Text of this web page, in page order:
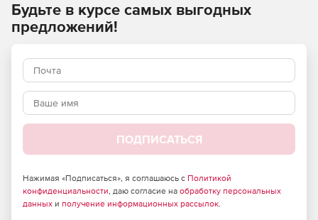
Будьте в курсе самых выгодных
предложений!
ПОДПИСАТЬСЯ
Нажимая «Подписаться», я соглашаюсь с Политикой
конфиденциальности, даю согласие на обработку персональных
данных и получение информационных рассылок.